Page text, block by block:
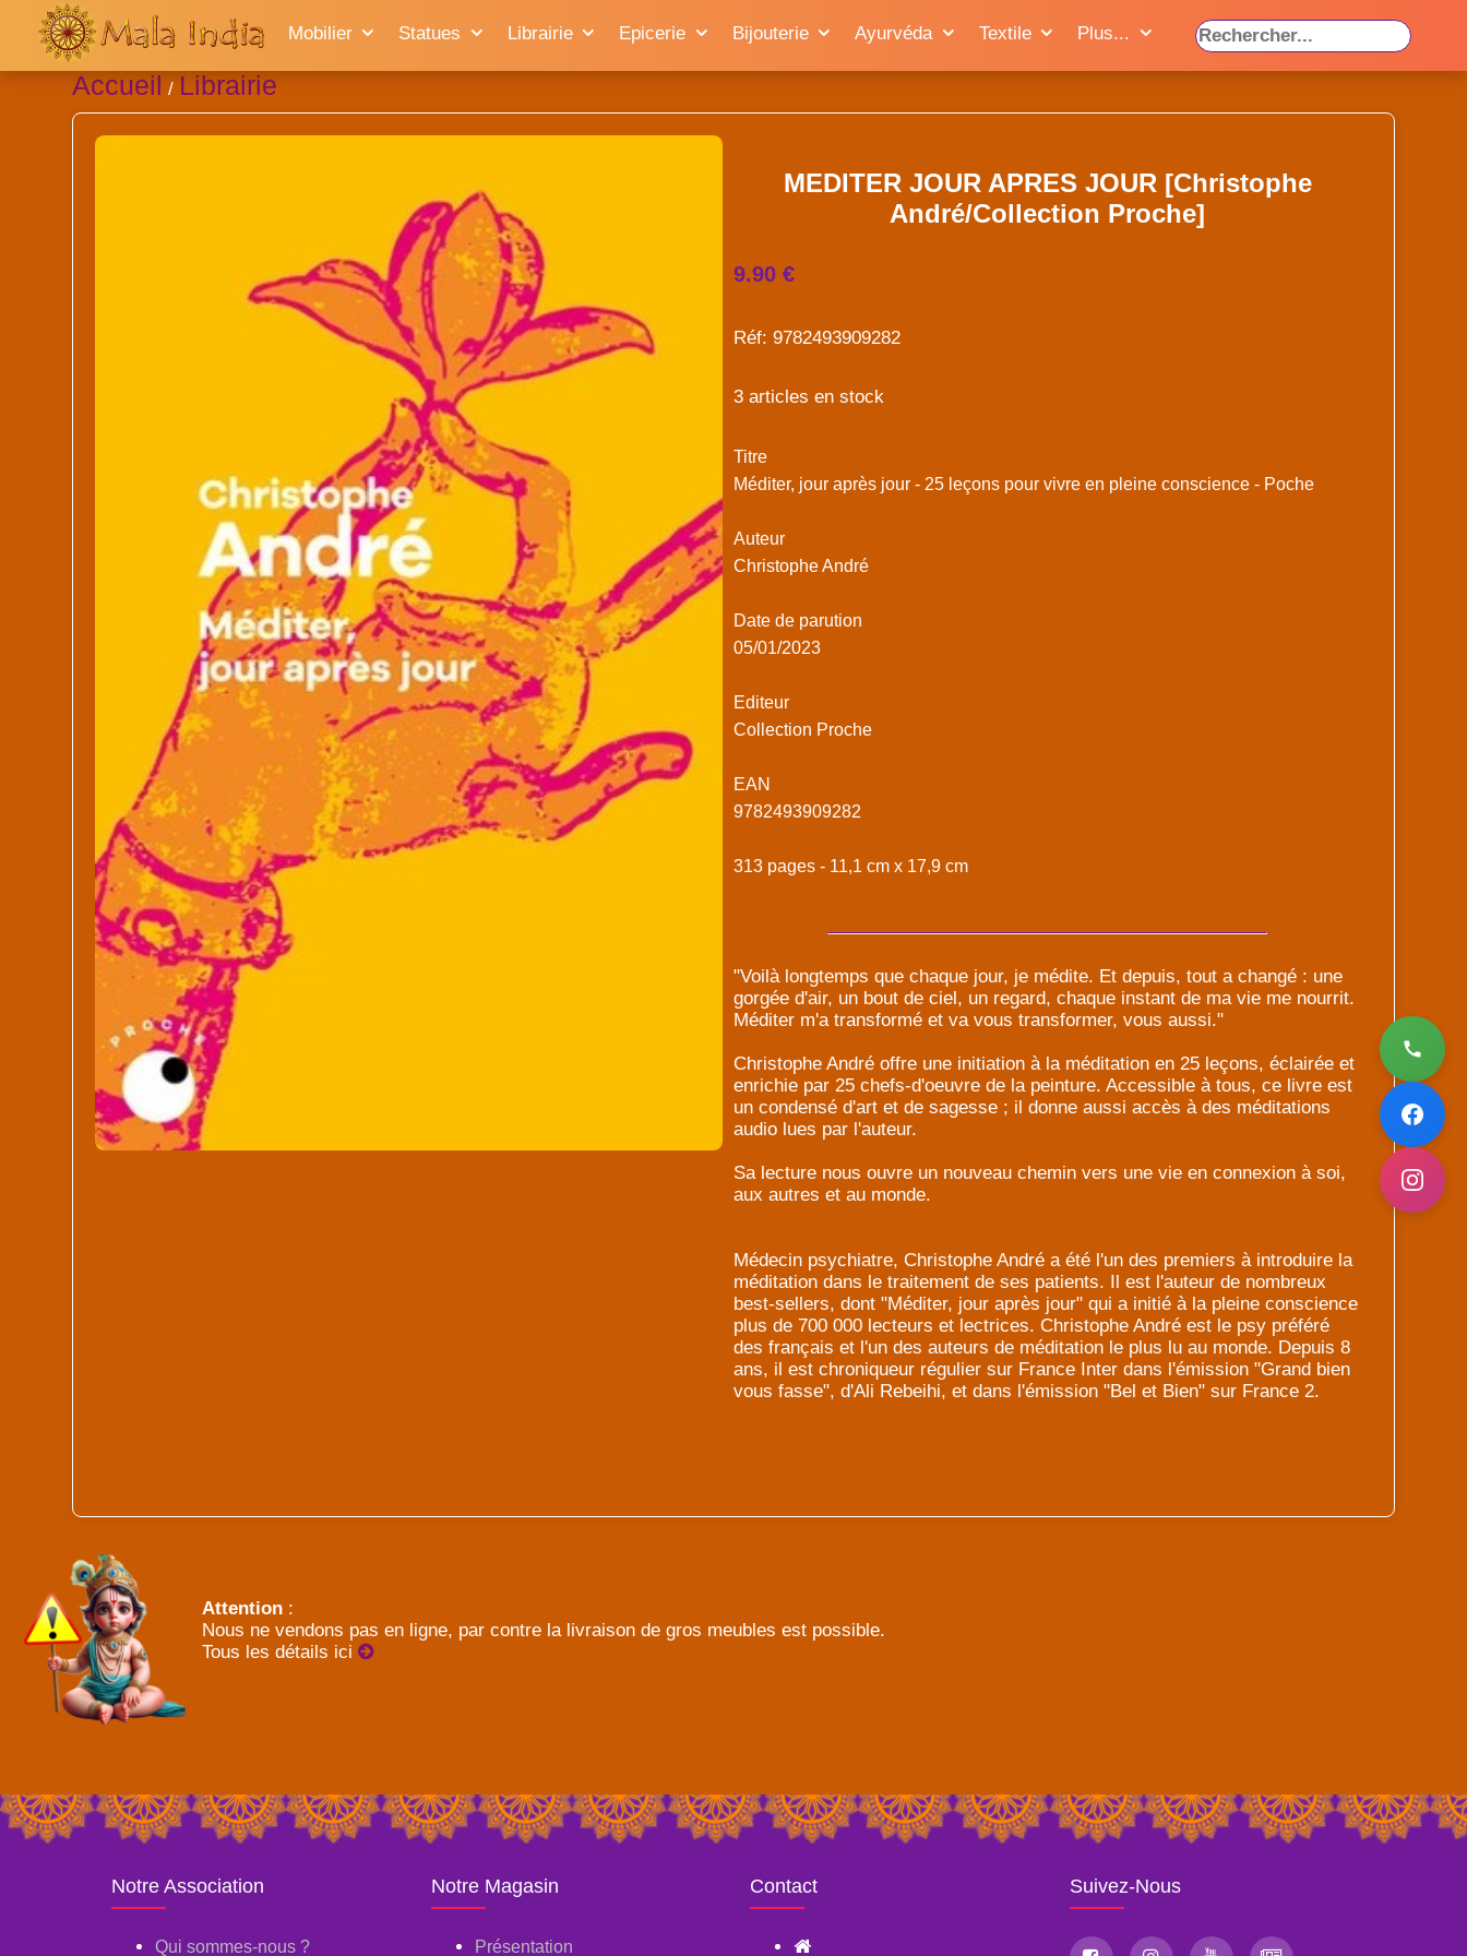
Mobilier Statues Librairie Epicerie Bijouterie Ayurvéda Textile Plus...
Accueil / Librairie
MEDITER JOUR APRES JOUR [Christophe
André/Collection Proche]
9.90 €
Réf: 9782493909282
3 articles en stock
Titre
Méditer, jour après jour - 25 leçons pour vivre en pleine conscience - Poche
Auteur
Christophe André
Date de parution
05/01/2023
Editeur
Collection Proche
EAN
9782493909282
313 pages - 11,1 cm x 17,9 cm
"Voilà longtemps que chaque jour, je médite. Et depuis, tout a changé : une
gorgée d'air, un bout de ciel, un regard, chaque instant de ma vie me nourrit.
Méditer m'a transformé et va vous transformer, vous aussi."
Christophe André offre une initiation à la méditation en 25 leçons, éclairée et
enrichie par 25 chefs-d'oeuvre de la peinture. Accessible à tous, ce livre est
un condensé d'art et de sagesse ; il donne aussi accès à des méditations
audio lues par l'auteur.
Sa lecture nous ouvre un nouveau chemin vers une vie en connexion à soi,
aux autres et au monde.
Médecin psychiatre, Christophe André a été l'un des premiers à introduire la
méditation dans le traitement de ses patients. Il est l'auteur de nombreux
best-sellers, dont "Méditer, jour après jour" qui a initié à la pleine conscience
plus de 700 000 lecteurs et lectrices. Christophe André est le psy préféré
des français et l'un des auteurs de méditation le plus lu au monde. Depuis 8
ans, il est chroniqueur régulier sur France Inter dans l'émission "Grand bien
vous fasse", d'Ali Rebeihi, et dans l'émission "Bel et Bien" sur France 2.
Attention :
Nous ne vendons pas en ligne, par contre la livraison de gros meubles est possible.
Tous les détails ici
Notre Association
Qui sommes-nous ?
Notre Magasin
Présentation
Contact Suivez-Nous